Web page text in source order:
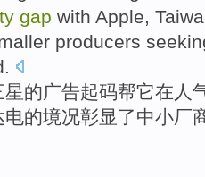
gap with Apple,
producers
星的广告起码帮它在 人
电的境况彰显了中小厂